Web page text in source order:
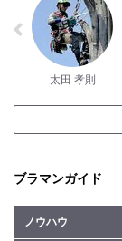
太田 孝則
ブラマンガイド
ノウハウ